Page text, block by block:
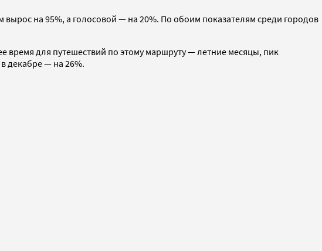
на 95%, а голосовой — на 20%. По обоим показателям среди городов
время для путешествий по этому маршруту — летние месяцы, пик
декабре — на 26%.